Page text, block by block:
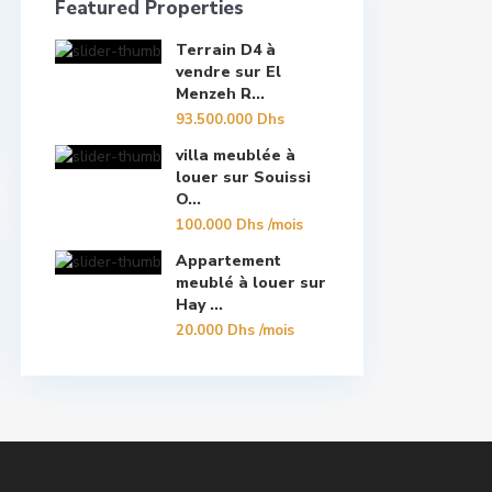
Featured Properties
Terrain D4 à
vendre sur El
Menzeh R...
93.500.000 Dhs
villa meublée à
louer sur Souissi
O...
100.000 Dhs/mois
Appartement
meublé à louer sur
Hay ...
20.000 Dhs/mois